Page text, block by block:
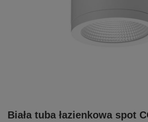
Biała tuba łazienkowa spot